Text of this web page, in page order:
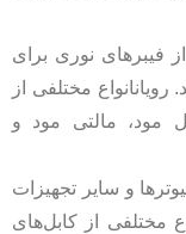
فیبرهای نوری برای
مختلفی از
مود، مالتی مود و
و سایر تجهیزات
مختلفی از کابل‌های